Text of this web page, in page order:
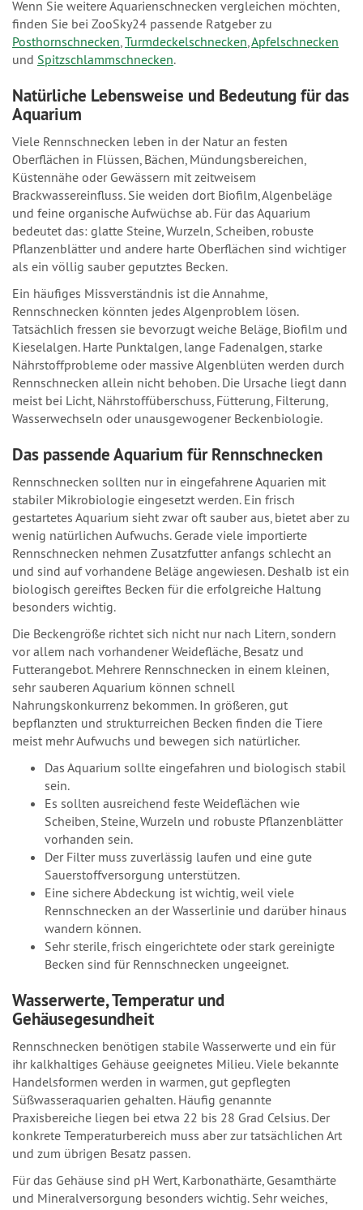
Wenn Sie weitere Aquarienschnecken vergleichen möchten,
finden Sie bei ZooSky24 passende Ratgeber zu
Posthornschnecken,Turmdeckelschnecken,Apfelschnecken
und Spitzschlammschnecken.
Natürliche Lebensweise und Bedeutung für das
Aquarium
Viele Rennschnecken leben in der Natur an festen
Oberflächen in Flüssen, Bächen, Mündungsbereichen,
Küstennähe oder Gewässern mit zeitweisem
Brackwassereinfluss. Sie weiden dort Biofilm, Algenbeläge
und feine organische Aufwüchse ab. Für das Aquarium
bedeutet das: glatte Steine, Wurzeln, Scheiben, robuste
Pflanzenblätter und andere harte Oberflächen sind wichtiger
als ein völlig sauber geputztes Becken.
Ein häufiges Missverständnis ist die Annahme,
Rennschnecken könnten jedes Algenproblem lösen.
Tatsächlich fressen sie bevorzugt weiche Beläge, Biofilm und
Kieselalgen. Harte Punktalgen, lange Fadenalgen, starke
Nährstoffprobleme oder massive Algenblüten werden durch
Rennschnecken allein nicht behoben. Die Ursache liegt dann
meist bei Licht, Nährstoffüberschuss, Fütterung, Filterung,
Wasserwechseln oder unausgewogener Beckenbiologie.
Das passende Aquarium für Rennschnecken
Rennschnecken sollten nur in eingefahrene Aquarien mit
stabiler Mikrobiologie eingesetzt werden. Ein frisch
gestartetes Aquarium sieht zwar oft sauber aus, bietet aber zu
wenig natürlichen Aufwuchs. Gerade viele importierte
Rennschnecken nehmen Zusatzfutter anfangs schlecht an
und sind auf vorhandene Beläge angewiesen. Deshalb ist ein
biologisch gereiftes Becken für die erfolgreiche Haltung
besonders wichtig.
Die Beckengröße richtet sich nicht nur nach Litern, sondern
vor allem nach vorhandener Weidefläche, Besatz und
Futterangebot. Mehrere Rennschnecken in einem kleinen,
sehr sauberen Aquarium können schnell
Nahrungskonkurrenz bekommen. In größeren, gut
bepflanzten und strukturreichen Becken finden die Tiere
meist mehr Aufwuchs und bewegen sich natürlicher.
Das Aquarium sollte eingefahren und biologisch stabil
sein.
Es sollten ausreichend feste Weideflächen wie
Scheiben, Steine, Wurzeln und robuste Pflanzenblätter
vorhanden sein.
Der Filter muss zuverlässig laufen und eine gute
Sauerstoffversorgung unterstützen.
Eine sichere Abdeckung ist wichtig, weil viele
Rennschnecken an der Wasserlinie und darüber hinaus
wandern können.
Sehr sterile, frisch eingerichtete oder stark gereinigte
Becken sind für Rennschnecken ungeeignet.
Wasserwerte, Temperatur und
Gehäusegesundheit
Rennschnecken benötigen stabile Wasserwerte und ein für
ihr kalkhaltiges Gehäuse geeignetes Milieu. Viele bekannte
Handelsformen werden in warmen, gut gepflegten
Süßwasseraquarien gehalten. Häufig genannte
Praxisbereiche liegen bei etwa 22 bis 28 Grad Celsius. Der
konkrete Temperaturbereich muss aber zur tatsächlichen Art
und zum übrigen Besatz passen.
Für das Gehäuse sind pH Wert, Karbonathärte, Gesamthärte
und Mineralversorgung besonders wichtig. Sehr weiches,